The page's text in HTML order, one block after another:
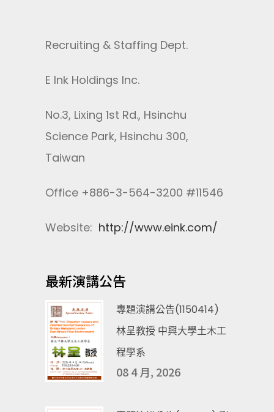
Recruiting & Staffing Dept.
E Ink Holdings Inc.
No.3, Lixing 1st Rd., Hsinchu
Science Park, Hsinchu 300,
Taiwan
Office +886-3-564-3200 #11546
Website: http://www.eink.com/
最新演講公告
專題演講公告(1150414)
林呈教授 中興大學土木工
程學系
08 4 月, 2026